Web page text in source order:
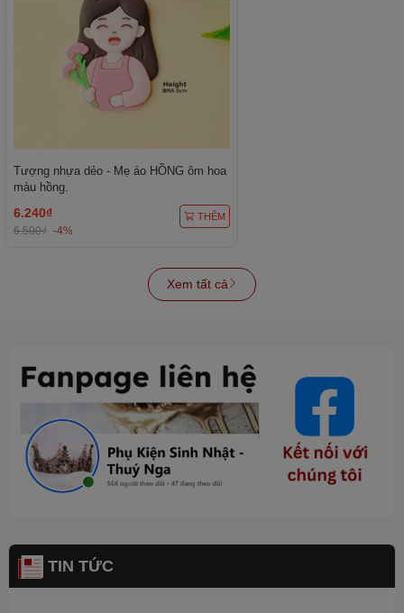
Tượng nhựa dẻo - Mẹ áo HỒNG ôm hoa
màu hồng.
6.240₫
6.500₫ -4%
THÊM
Xem tất cả
TIN TỨC